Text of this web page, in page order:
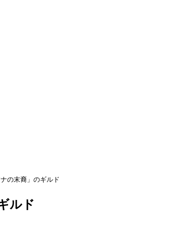
ナの末裔」のギルド
ルド